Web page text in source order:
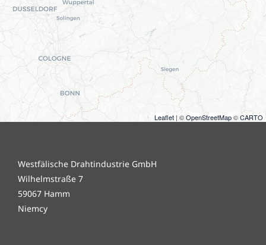
Leaflet | ©OpenStreetMap©CARTO
Westfälische Drahtindustrie GmbH
Wilhelmstraße 7
59067 Hamm
Niemcy